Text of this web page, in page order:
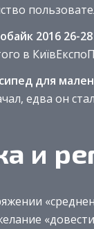
2016 26-
в
для
едва он
и